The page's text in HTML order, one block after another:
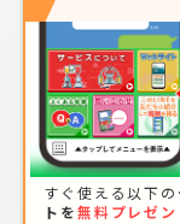
すぐ使える以下の
トを無料プレゼン